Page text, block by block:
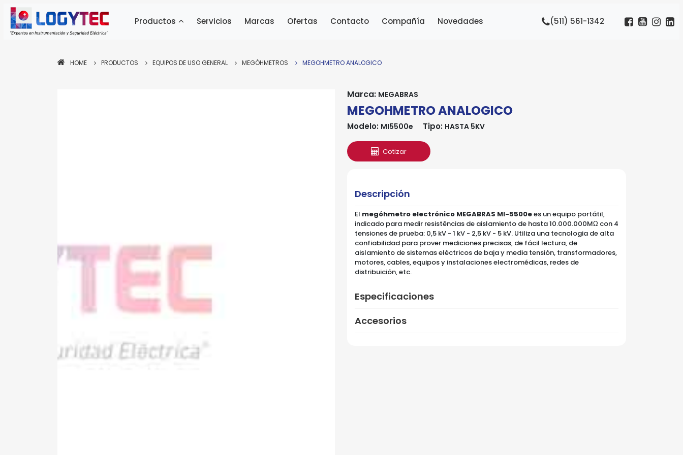
Productos Servicios Marcas Ofertas Contacto Compañía Novedades (511) 561-1342
HOME PRODUCTOS EQUIPOS DE USO GENERAL MEGÓHMETROS MEGOHMETRO ANALOGICO
Marca: MEGABRAS
MEGOHMETRO ANALOGICO
Modelo: MI5500e Tipo: HASTA 5KV
Cotizar
Descripción
El megóhmetro electrónico MEGABRAS MI-5500ees un equipo portátil,
indicado para medir resistências de aislamiento de hasta 10.000.000MΩ con 4
tensiones de prueba: 0,5 kV - 1 kV - 2,5 kV - 5 kV. Utiliza una tecnologia de alta
confiabilidad para prover mediciones precisas, de fácil lectura, de
aislamiento de sistemas eléctricos de baja y media tensión, transformadores,
motores, cables, equipos y instalaciones electromédicas, redes de
distribuición, etc.
Especificaciones
Accesorios